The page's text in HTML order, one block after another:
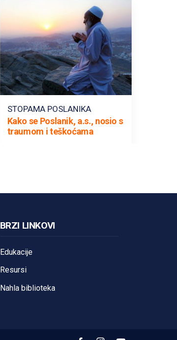
STOPAMA POSLANIKA
Kako se Poslanik, a.s., nosio s
traumom i teškoćama
BRZI LINKOVI
Edukacije
Resursi
Nahla biblioteka